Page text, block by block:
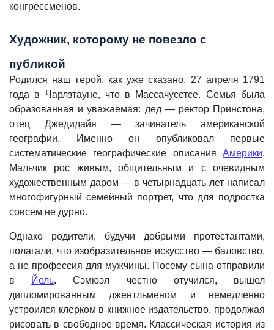
конгрессменов.
Художник, которому не повезло с
публикой
Родился наш герой, как уже сказано, 27 апреля 1791
года в Чарлзтауне, что в Массачусетсе. Семья была
образованная и уважаемая: дед — ректор Принстона,
отец Джедидайя — зачинатель американской
географии. Именно он опубликовал первые
систематические географические описания Америки.
Мальчик рос живым, общительным и с очевидным
художественным даром — в четырнадцать лет написал
многофигурный семейный портрет, что для подростка
совсем не дурно.
Однако родители, будучи добрыми протестантами,
полагали, что изобразительное искусство — баловство,
а не профессия для мужчины. Посему сына отправили
в
Йель. Сэмюэл честно отучился, вышел
дипломированным джентльменом и немедленно
устроился клерком в книжное издательство, продолжая
рисовать в свободное время. Классическая история из